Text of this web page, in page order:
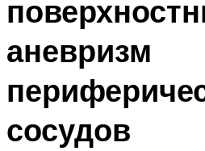
аневризм
сосудов